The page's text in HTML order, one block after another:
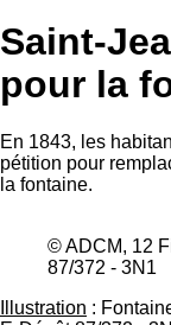
Saint-
pour la
En 1843, les
pétition pour
la fontaine.
© ADCM, 12
87/372 - 3N1
Illustration :